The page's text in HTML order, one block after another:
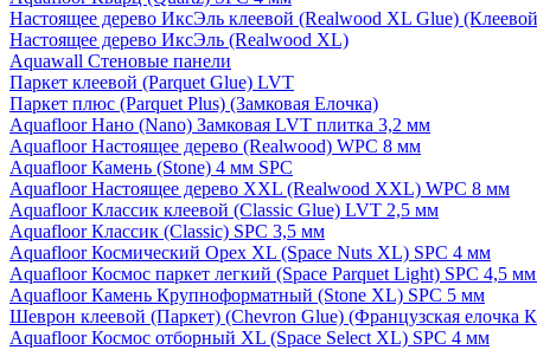
Настоящее дерево ИксЭль клеевой (Realwood XL Glue)
Настоящее дерево ИксЭль (Realwood XL)
Aquawall Стеновые панели
Паркет клеевой (Parquet Glue) LVT
Паркет плюс (Parquet Plus) (Замковая Елочка)
Aquafloor Нано (Nano) Замковая LVT плитка 3,2 мм
Aquafloor Настоящее дерево (Realwood) WPC 8 мм
Aquafloor Камень (Stone) 4 мм SPC
Aquafloor Настоящее дерево XXL (Realwood XXL) WPC 8 мм
Aquafloor Классик клеевой (Classic Glue) LVT 2,5 мм
Aquafloor Классик (Classic) SPC 3,5 мм
Aquafloor Космический Орех XL (Space Nuts XL) SPC 4 мм
Aquafloor Космос паркет легкий (Space Parquet Light) SPC 4,5
Aquafloor Камень Крупноформатный (Stone XL) SPC 5 мм
Шеврон клеевой (Паркет) (Chevron Glue) (Французская елочка
Aquafloor Космос отборный XL (Space Select XL) SPC 4 мм